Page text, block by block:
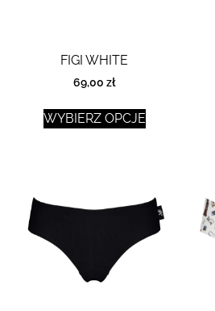
FIGI WHITE
69,00 zł
WYBIERZ OPCJE